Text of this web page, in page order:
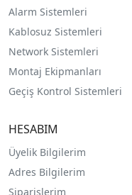
Alarm Sistemleri
Kablosuz Sistemleri
Network Sistemleri
Montaj Ekipmanları
Geçiş Kontrol Sistemleri
HESABIM
Üyelik Bilgilerim
Adres Bilgilerim
Siparişlerim